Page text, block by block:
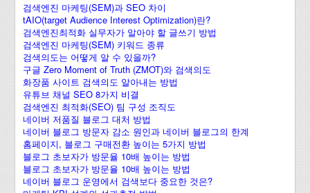
검색엔진 마케팅(SEM)과 SEO 차이
tAIO(target Audience Interest Optimization)란?
검색엔진최적화 실무자가 알아야 할 글쓰기 방법
검색엔진 마케팅(SEM) 키워드 종류
검색의도는 어떻게 알 수 있을까?
구글 Zero Moment of Truth (ZMOT)와 검색의도
화장품 사이트 검색의도 알아내는 방법
유튜브 채널 SEO 8가지 비결
검색엔진 최적화(SEO) 팀 구성 조직도
네이버 저품질 블로그 대처 방법
네이버 블로그 방문자 감소 원인과 네이버 블로그의 한계
홈페이지, 블로그 구매전환 높이는 5가지 방법
블로그 초보자가 방문율 10배 높이는 방법
블로그 초보자가 방문율 10배 높이는 방법
네이버 블로그 운영에서 검색보다 중요한 것은?